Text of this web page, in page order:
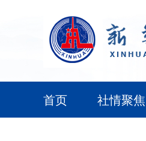
首页 社情聚焦